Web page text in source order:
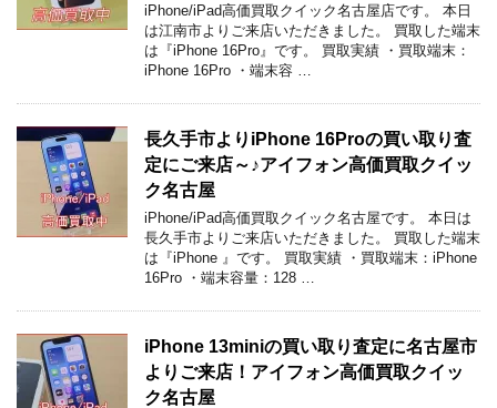
iPhone/iPad高価買取クイック名古屋店です。 本日
は江南市よりご来店いただきました。 買取した端末
は『iPhone 16Pro』です。 買取実績 ・買取端末：
iPhone 16Pro ・端末容 …
長久手市よりiPhone 16Proの買い取り査
定にご来店～♪アイフォン高価買取クイッ
ク名古屋
iPhone/iPad高価買取クイック名古屋です。 本日は
長久手市よりご来店いただきました。 買取した端末
は『iPhone 』です。 買取実績 ・買取端末：iPhone
16Pro ・端末容量：128 …
iPhone 13miniの買い取り査定に名古屋市
よりご来店！アイフォン高価買取クイッ
ク名古屋